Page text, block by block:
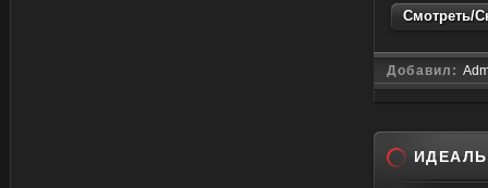
Смотреть/
Добавил: